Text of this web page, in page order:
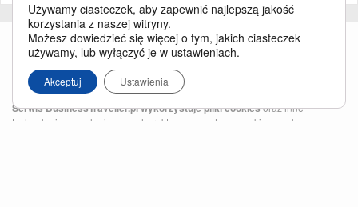
Serwis BusinessTraveller.pl wykorzystuje pliki cookiesoraz inne
technologie o analogicznym charakterze, przede wszystkim w celu
Używamy ciasteczek, aby zapewnić najlepszą jakość
korzystania z naszej witryny.
Możesz dowiedzieć się więcej o tym, jakich ciasteczek
używamy, lub wyłączyć je w ustawieniach.
Akceptuj Ustawienia